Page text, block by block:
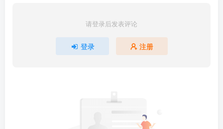
请登录后发表评论
登录 注册